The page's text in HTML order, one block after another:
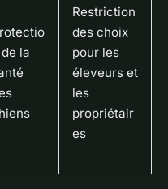
la
Restriction
des choix
pour les
éleveurs et
les
propriétair
es